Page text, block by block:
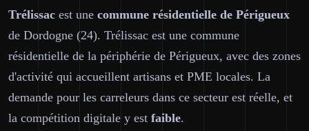
Trélissac est une commune résidentielle de Périgueux
de Dordogne (24). Trélissac est une commune
résidentielle de la périphérie de Périgueux, avec des zones
d'activité qui accueillent artisans et PME locales. La
demande pour les carreleurs dans ce secteur est réelle, et
la compétition digitale y est faible.